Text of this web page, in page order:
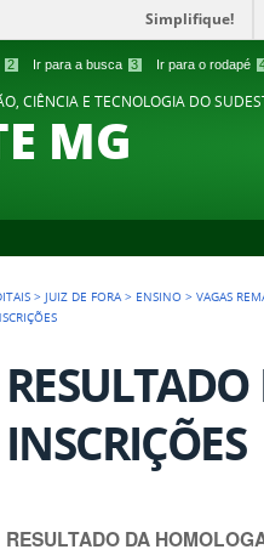
2 Ir para a busca 3 Ir para o rodapé
Simplifique!
CIÊNCIA E TECNOLOGIA DO
MG
> JUIZ DE FORA > ENSINO >VAGAS
INSCRIÇÕES
RESULTADO DA